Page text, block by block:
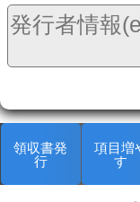
領収書発
行
項目増
す